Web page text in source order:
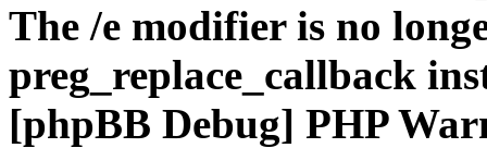
The /e modifier is no
preg_replace_callback
[phpBB Debug] PHP